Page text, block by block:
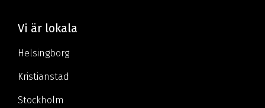
Vi är lokala
Helsingborg
Kristianstad
Stockholm